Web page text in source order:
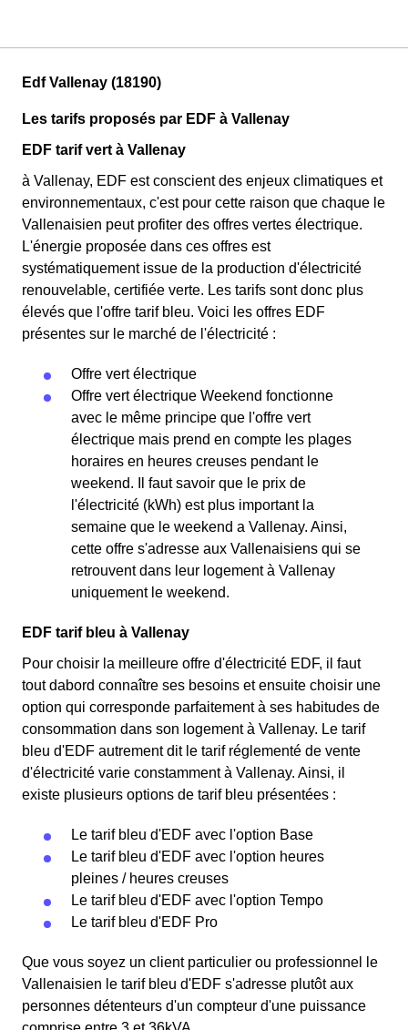
Edf Vallenay (18190)
Les tarifs proposés par EDF à Vallenay
EDF tarif vert à Vallenay
à Vallenay, EDF est conscient des enjeux climatiques et
environnementaux, c'est pour cette raison que chaque le
Vallenaisien peut profiter des offres vertes électrique.
L'énergie proposée dans ces offres est
systématiquement issue de la production d'électricité
renouvelable, certifiée verte. Les tarifs sont donc plus
élevés que l'offre tarif bleu. Voici les offres EDF
présentes sur le marché de l'électricité :
Offre vert électrique
Offre vert électrique Weekend fonctionne
avec le même principe que l'offre vert
électrique mais prend en compte les plages
horaires en heures creuses pendant le
weekend. Il faut savoir que le prix de
l'électricité (kWh) est plus important la
semaine que le weekend a Vallenay. Ainsi,
cette offre s'adresse aux Vallenaisiens qui se
retrouvent dans leur logement à Vallenay
uniquement le weekend.
EDF tarif bleu à Vallenay
Pour choisir la meilleure offre d'électricité EDF, il faut
tout dabord connaître ses besoins et ensuite choisir une
option qui corresponde parfaitement à ses habitudes de
consommation dans son logement à Vallenay. Le tarif
bleu d'EDF autrement dit le tarif réglementé de vente
d'électricité varie constamment à Vallenay. Ainsi, il
existe plusieurs options de tarif bleu présentées :
Le tarif bleu d'EDF avec l'option Base
Le tarif bleu d'EDF avec l'option heures
pleines / heures creuses
Le tarif bleu d'EDF avec l'option Tempo
Le tarif bleu d'EDF Pro
Que vous soyez un client particulier ou professionnel le
Vallenaisien le tarif bleu d'EDF s'adresse plutôt aux
personnes détenteurs d'un compteur d'une puissance